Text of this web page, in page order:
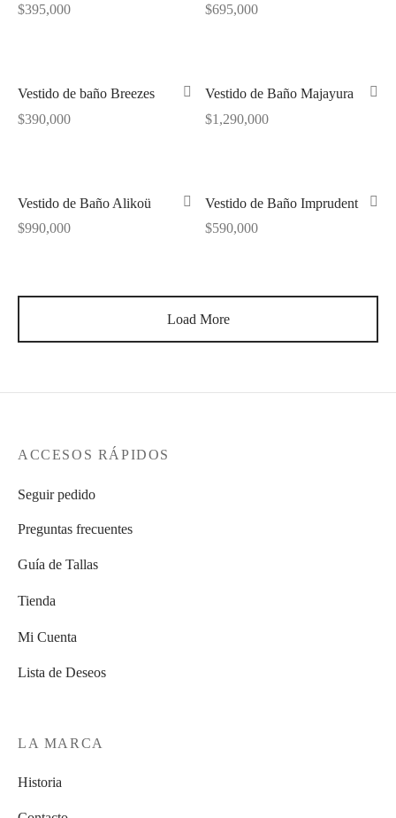
$395,000
$695,000
Vestido de baño Breezes
$390,000
Vestido de Baño Majayura
$1,290,000
Vestido de Baño Alikoü
$990,000
Vestido de Baño Imprudent
$590,000
Load More
ACCESOS RÁPIDOS
Seguir pedido
Preguntas frecuentes
Guía de Tallas
Tienda
Mi Cuenta
Lista de Deseos
LA MARCA
Historia